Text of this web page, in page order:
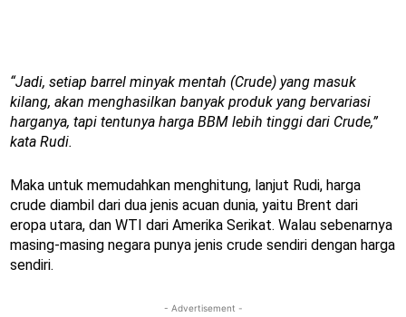
“Jadi, setiap barrel minyak mentah (Crude) yang masuk
kilang, akan menghasilkan banyak produk yang bervariasi
harganya, tapi tentunya harga BBM lebih tinggi dari Crude,”
kata Rudi.
Maka untuk memudahkan menghitung, lanjut Rudi, harga
crude diambil dari dua jenis acuan dunia, yaitu Brent dari
eropa utara, dan WTI dari Amerika Serikat. Walau sebenarnya
masing-masing negara punya jenis crude sendiri dengan harga
sendiri.
- Advertisement -